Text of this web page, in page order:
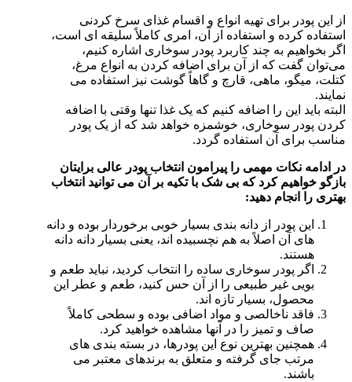
از این پودر برای تهیه انواع و اقسام غذای سرخ کردنی
استفاده کرده و استفاده از آن، امری کاملاً سلیقه ای است،
اگر بخواهیم به چند کاربرد پودر سوخاری اشاره کنیم،
می‌توان گفت که از آن برای اضافه کردن به انواع مرغ،
کتلت، میگو، ماهی، قارچ و گاهاً گوشت نیز استفاده می
نمایند.
البته باید این را اضافه کنیم که یک غذا تنها وقتی با اضافه
کردن پودر سوخاری، خوشمزه خواهد شد که از یک پودر
مناسب برای آن استفاده گردد.
در ادامه نکات مهمی را پیرامون انتخاب پودر عالی برایتان
بازگو خواهیم کرد که بی شک با تکیه بر آن می توانید انتخاب
بهتری را انجام دهید:
این پودر از دانه بندی بسیار خوبی برخوردار بوده و دانه
های آن اصلاً به هم نچسبیده اند، یعنی بسیار دانه دانه
هستند.
اگر پودر سوخاری ساده را انتخاب کردید، نباید طعم و
بویی غیر طبیعی را از آن حس کنید، طعم و عطر این
محصول، بسیار تازه اند.
فاقد ناخالصی و مواد اضافی بوده و سطحی کاملاً
صاف و تمیز را در آنها مشاهده خواهید کرد.
همچنین بهترین نوع این پودرها، در بسته بندی های
مرتب جای گرفته و متعلق به برندهای معتبر می
باشند.